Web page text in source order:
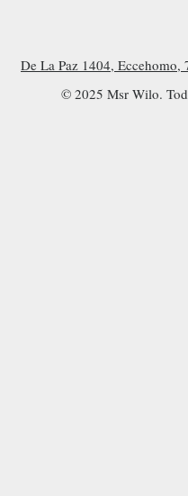
De La Paz 1404, Eccehomo,
© 2025 Msr Wilo.